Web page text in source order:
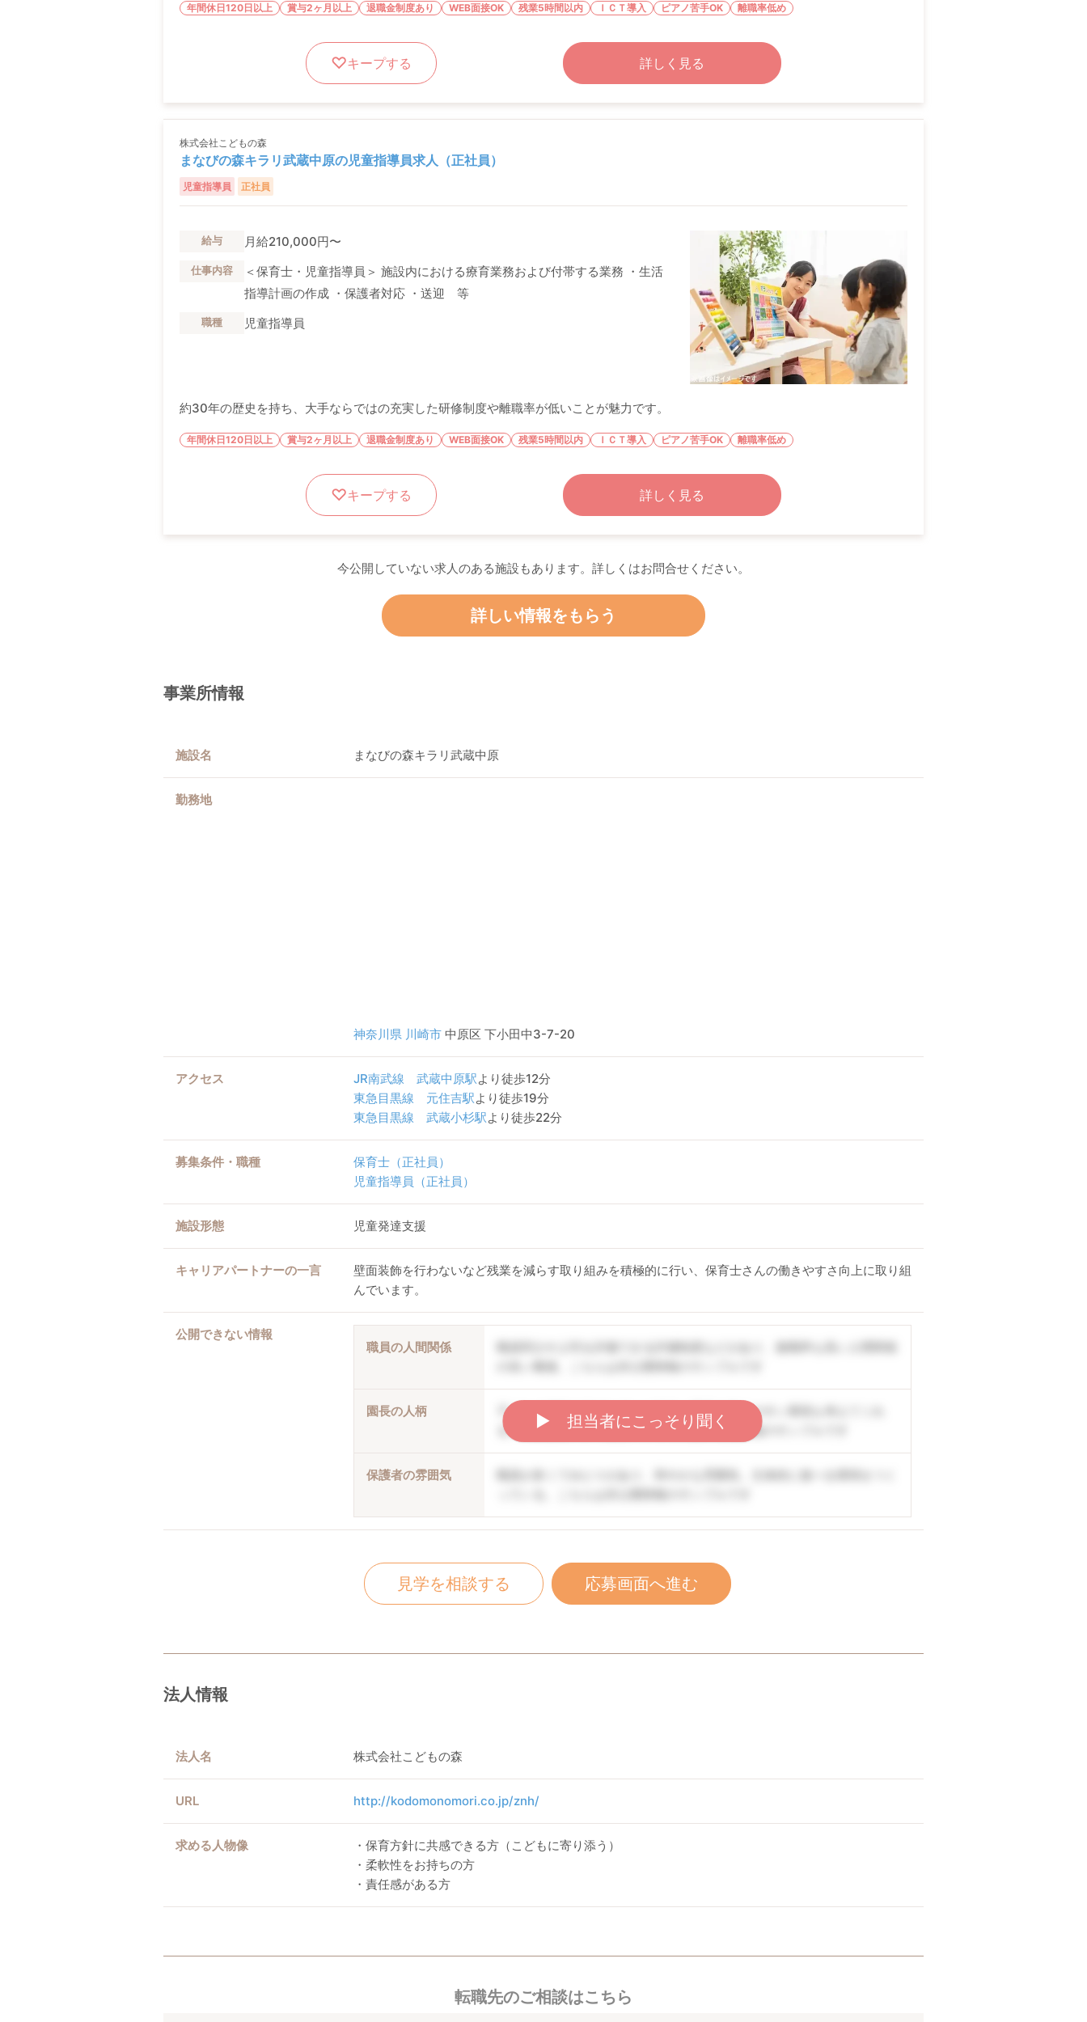
年間休日120日以上 賞与2ヶ月以上 退職金制度あり WEB面接OK 残業5時間以内 ＩＣＴ導入 ピアノ苦手OK 離職率低め
キープする 詳しく見る
株式会社こどもの森
まなびの森キラリ武蔵中原の児童指導員求人（正社員）
児童指導員 正社員
給与 月給210,000円〜
仕事内容
＜保育士・児童指導員＞ 施設内における療育業務および付帯する業務 ・生活
指導計画の作成 ・保護者対応 ・送迎 等
職種 児童指導員
約30年の歴史を持ち、大手ならではの充実した研修制度や離職率が低いことが魅力です。
年間休日120日以上 賞与2ヶ月以上 退職金制度あり WEB面接OK 残業5時間以内 ＩＣＴ導入 ピアノ苦手OK 離職率低め
キープする 詳しく見る
今公開していない求人のある施設もあります。詳しくはお問合せください。
詳しい情報をもらう
事業所情報
施設名 まなびの森キラリ武蔵中原
勤務地
神奈川県 川崎市中原区 下小田中3-7-20
アクセス JR南武線 武蔵中原駅より徒歩12分
東急目黒線
元住吉駅より徒歩19分
東急目黒線
武蔵小杉駅より徒歩22分
募集条件・職種
保育士（正社員）
児童指導員（正社員）
施設形態 児童発達支援
キャリアパートナーの一言
壁面装飾を行わないなど残業を減らす取り組みを積極的に行い、保育士さんの働きやすさ向上に取り組
んでいます。
公開できない情報
職員の人間関係
園長の人柄
子どもの個性を伸ばしていく方針。職員の働きやすい環境も考えてくれ
る。口調は穏やかで優しい。こちらは非公開情報のサンプルです
保護者の雰囲気
▶︎ 担当者にこっそり聞く
見学を相談する 応募画面へ進む
法人情報
法人名 株式会社こどもの森
URL http://kodomonomori.co.jp/znh/
求める人物像
・保育方針に共感できる方（こどもに寄り添う）
・柔軟性をお持ちの方
・責任感がある方
転職先のご相談はこちら